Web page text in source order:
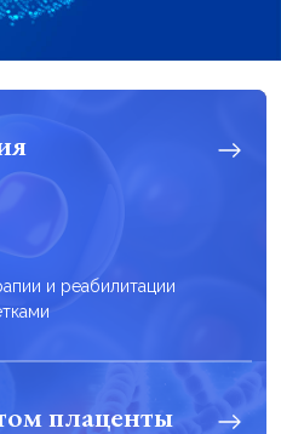
и реабилитации
плаценты